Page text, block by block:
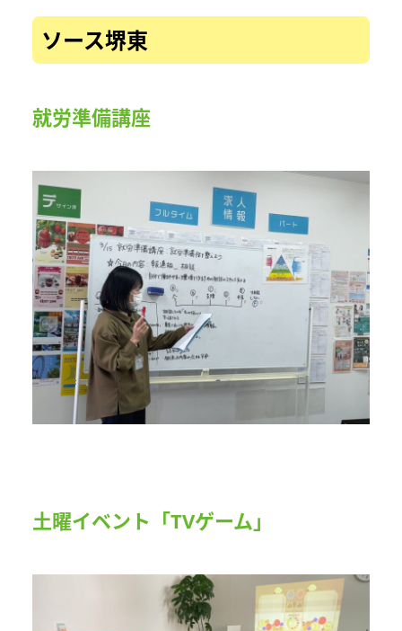
ソース堺東
就労準備講座
土曜イベント「TVゲーム」